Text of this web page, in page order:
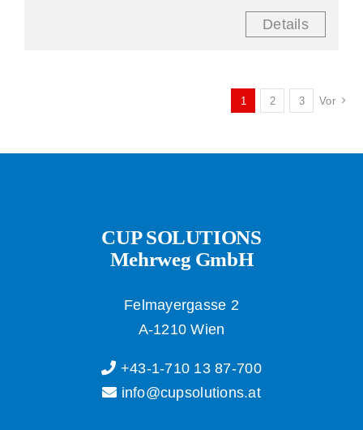
Details
1 2 3 Vor
CUP SOLUTIONS
Mehrweg GmbH
Felmayergasse 2
A-1210 Wien
+43-1-710 13 87-700
info@cupsolutions.at